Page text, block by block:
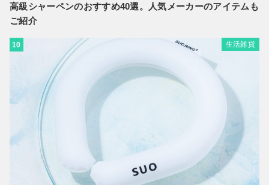
高級シャーペンのおすすめ40選。人気メーカーのアイテムも
ご紹介
10 生活雑貨